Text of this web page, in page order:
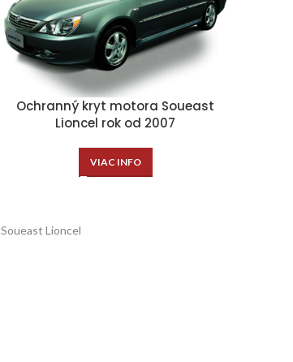
Ochranný kryt motora Soueast
Lioncel rok od 2007
VIAC INFO
Soueast Lioncel